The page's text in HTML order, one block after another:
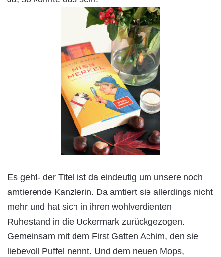
Es geht- der Titel ist da eindeutig um unsere noch
amtierende Kanzlerin. Da amtiert sie allerdings nicht
mehr und hat sich in ihren wohlverdienten
Ruhestand in die Uckermark zurückgezogen.
Gemeinsam mit dem First Gatten Achim, den sie
liebevoll Puffel nennt. Und dem neuen Mops,